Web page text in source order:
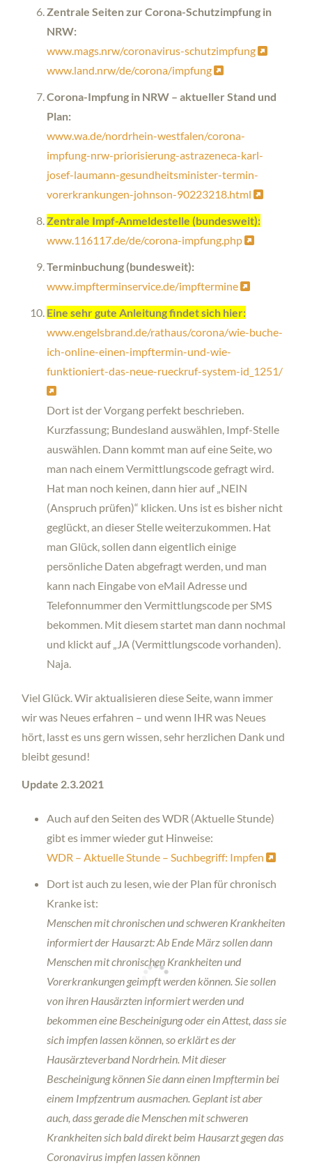
Zentrale Seiten zur Corona-Schutzimpfung in
NRW:
www.mags.nrw/coronavirus-schutzimpfung
www.land.nrw/de/corona/impfung
Corona-Impfung in NRW – aktueller Stand und
Plan:
www.wa.de/nordrhein-westfalen/corona-
impfung-nrw-priorisierung-astrazeneca-karl-
josef-laumann-gesundheitsminister-termin-
vorerkrankungen-johnson-90223218.html
Zentrale Impf-Anmeldestelle (bundesweit):
www.116117.de/de/corona-impfung.php
Terminbuchung (bundesweit):
www.impfterminservice.de/impftermine
Eine sehr gute Anleitung findet sich hier:
www.engelsbrand.de/rathaus/corona/wie-buche-
ich-online-einen-impftermin-und-wie-
funktioniert-das-neue-rueckruf-system-id_1251/
Dort ist der Vorgang perfekt beschrieben.
Kurzfassung; Bundesland auswählen, Impf-Stelle
auswählen. Dann kommt man auf eine Seite, wo
man nach einem Vermittlungscode gefragt wird.
Hat man noch keinen, dann hier auf „NEIN
(Anspruch prüfen)“ klicken. Uns ist es bisher nicht
geglückt, an dieser Stelle weiterzukommen. Hat
man Glück, sollen dann eigentlich einige
persönliche Daten abgefragt werden, und man
kann nach Eingabe von eMail Adresse und
Telefonnummer den Vermittlungscode per SMS
bekommen. Mit diesem startet man dann nochmal
und klickt auf „JA (Vermittlungscode vorhanden).
Naja.
Viel Glück. Wir aktualisieren diese Seite, wann immer
wir was Neues erfahren – und wenn IHR was Neues
hört, lasst es uns gern wissen, sehr herzlichen Dank und
bleibt gesund!
Update 2.3.2021
Auch auf den Seiten des WDR (Aktuelle Stunde)
gibt es immer wieder gut Hinweise:
WDR – Aktuelle Stunde – Suchbegriff: Impfen
Dort ist auch zu lesen, wie der Plan für chronisch
Kranke ist:
Menschen mit chronischen und schweren Krankheiten
informiert der Hausarzt:Ab Ende März sollen dann
Menschen mit chronischen Krankheiten und
Vorerkrankungen geimpft werden können. Sie sollen
von ihren Hausärzten informiert werden und
bekommen eine Bescheinigung oder ein Attest, dass sie
sich impfen lassen können, so erklärt es der
Hausärzteverband Nordrhein. Mit dieser
Bescheinigung können Sie dann einen Impftermin bei
einem Impfzentrum ausmachen. Geplant ist aber
auch, dass gerade die Menschen mit schweren
Krankheiten sich bald direkt beim Hausarzt gegen das
Coronavirus impfen lassen können